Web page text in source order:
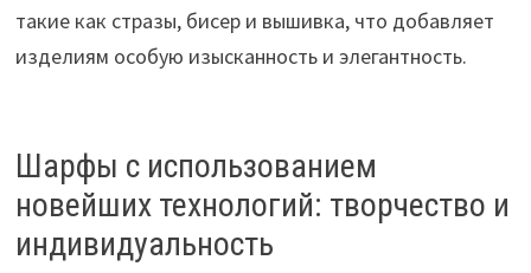
такие как стразы, бисер и вышивка, что добавляет
изделиям особую изысканность и элегантность.
Шарфы с использованием
новейших технологий: творчество и
индивидуальность